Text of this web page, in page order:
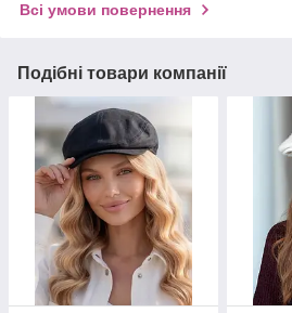
Всі умови повернення
Подібні товари компанії